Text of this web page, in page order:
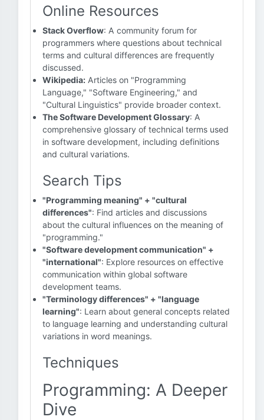
Online Resources
Stack Overflow: A community forum for
programmers where questions about technical
terms and cultural differences are frequently
discussed.
Wikipedia: Articles on "Programming
Language," "Software Engineering," and
"Cultural Linguistics" provide broader context.
The Software Development Glossary: A
comprehensive glossary of technical terms used
in software development, including definitions
and cultural variations.
Search Tips
"Programming meaning" + "cultural
differences": Find articles and discussions
about the cultural influences on the meaning of
"programming."
"Software development communication" +
"international": Explore resources on effective
communication within global software
development teams.
"Terminology differences" + "language
learning": Learn about general concepts related
to language learning and understanding cultural
variations in word meanings.
Techniques
Programming: A Deeper
Dive